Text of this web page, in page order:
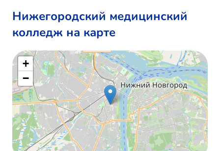
Нижегородский медицинский
колледж на карте
+
−